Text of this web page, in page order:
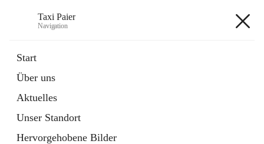
Taxi Paier
Navigation
Start
Über uns
Aktuelles
Unser Standort
Hervorgehobene Bilder
Kontakt
in
Tab